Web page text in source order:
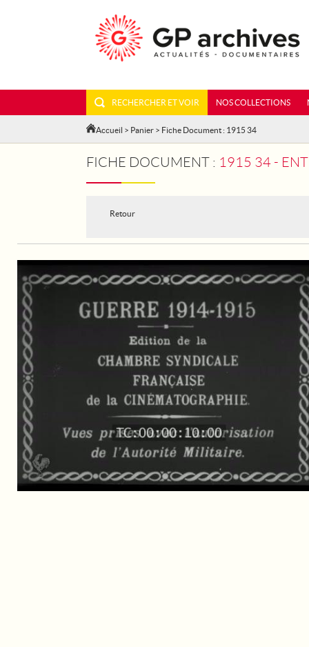
RECHERCHER ET VOIR NOS COLLECTIONS
Accueil > Panier > Fiche Document : 1915 34
FICHE DOCUMENT : 1915 34 -
Retour